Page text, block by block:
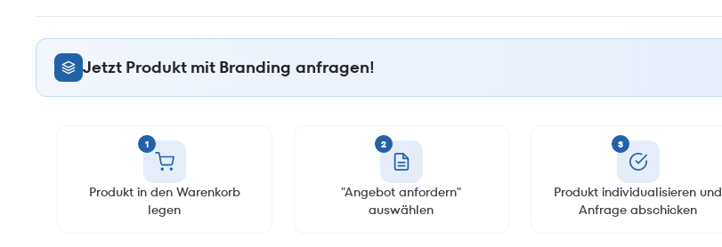
Jetzt Produkt mit Branding anfragen!
1
Produkt in den Warenkorb
legen
2
"Angebot anfordern"
auswählen
3
Produkt individualisieren und
Anfrage abschicken